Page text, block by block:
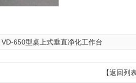
VD-650型桌上式垂直净化工作台
【返回列